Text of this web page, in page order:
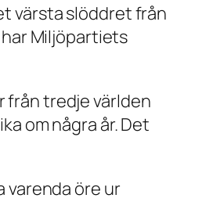
värsta slöddret från
Miljöpartiets
från tredje världen
om några år. Det
varenda öre ur